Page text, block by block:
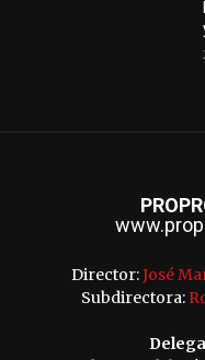
Director:José
Subdirectora: